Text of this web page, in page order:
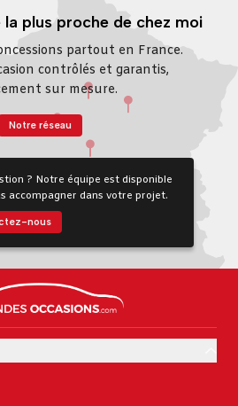
plus proche de chez moi
partout en France.
contrôlés et garantis,
sur mesure.
Notre réseau
? Notre équipe est disponible
accompagner dans votre projet.
nous